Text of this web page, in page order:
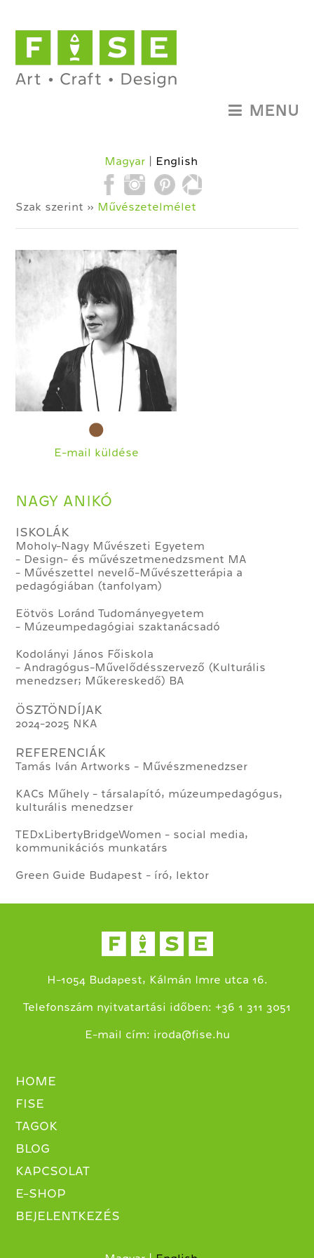
Magyar English
MENU
Szak szerint » Művészetelmélet
E-mail küldése
NAGY ANIKÓ
ISKOLÁK
Moholy-Nagy Művészeti Egyetem
- Design- és művészetmenedzsment MA
- Művészettel nevelő-Művészetterápia a
pedagógiában (tanfolyam)
Eötvös Loránd Tudományegyetem
- Múzeumpedagógiai szaktanácsadó
Kodolányi János Főiskola
- Andragógus-Művelődésszervező (Kulturális
menedzser; Műkereskedő) BA
ÖSZTÖNDÍJAK
2024-2025 NKA
REFERENCIÁK
Tamás Iván Artworks - Művészmenedzser
KACs Műhely - társalapító, múzeumpedagógus,
kulturális menedzser
TEDxLibertyBridgeWomen - social media,
kommunikációs munkatárs
Green Guide Budapest - író, lektor
H-1054 Budapest, Kálmán Imre utca 16.
Telefonszám nyitvatartási időben: +36 1 311 3051
E-mail cím: iroda@fise.hu
HOME
FISE
TAGOK
BLOG
KAPCSOLAT
E-SHOP
BEJELENTKEZÉS